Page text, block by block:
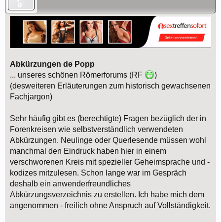
Abkürzungen de Popp
... unseres schönen Römerforums (RF
)
(desweiteren Erläuterungen zum historisch gewachsenen
Fachjargon)
Sehr häufig gibt es (berechtigte) Fragen bezüglich der in
Forenkreisen wie selbstverständlich verwendeten
Abkürzungen. Neulinge oder Querlesende müssen wohl
manchmal den Eindruck haben hier in einem
verschworenen Kreis mit spezieller Geheimsprache und -
kodizes mitzulesen. Schon lange war im Gespräch
deshalb ein anwenderfreundliches
Abkürzungsverzeichnis zu erstellen. Ich habe mich dem
angenommen - freilich ohne Anspruch auf Vollständigkeit.